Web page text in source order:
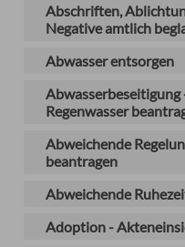
Abschriften,
Negative amtlich
Abwasser entsorgen
Regenwasser
Abweichende
beantragen
Abweichende
Adoption -